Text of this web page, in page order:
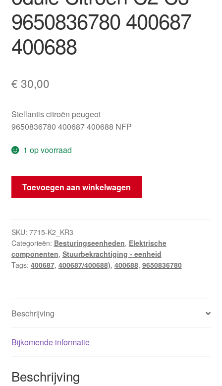
9650836780 400687
400688
€ 30,00
Stellantis citroën peugeot
9650836780 400687 400688 NFP
1 op voorraad
Stuurbekrachtigingsmodule
Citroën
9650836780
400687
400688
aantal
Toevoegen aan winkelwagen
SKU: 7715-K2_KR3
Categorieën: Besturingseenheden, Elektrische
componenten, Stuurbekrachtiging - eenheid
Tags: 400687, 400687/400688), 400688, 9650836780
Beschrijving
Bijkomende informatie
Beschrijving